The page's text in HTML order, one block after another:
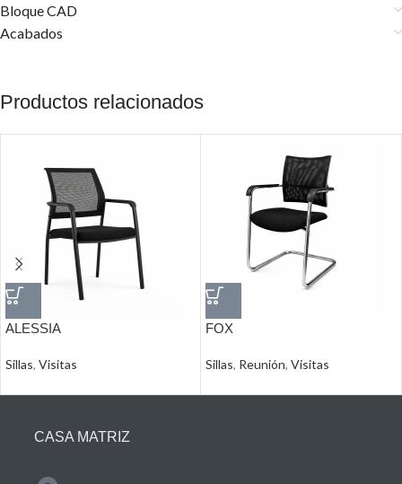
Bloque CAD
Acabados
Productos relacionados
ALESSIA
Sillas, Visitas
FOX
Sillas, Reunión, Visitas
CASA MATRIZ